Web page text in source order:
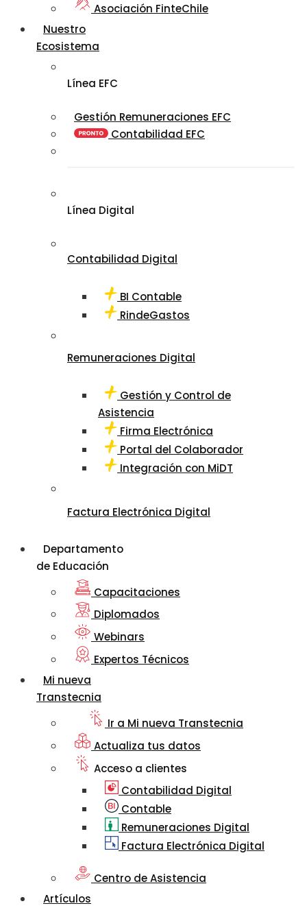
Asociación FinteChile
Nuestro
Ecosistema
Línea EFC
Gestión Remuneraciones EFC
Contabilidad EFC
Línea Digital
Contabilidad Digital
BI Contable
RindeGastos
Remuneraciones Digital
Gestión y Control de
Asistencia
Firma Electrónica
Portal del Colaborador
Integración con MiDT
Factura Electrónica Digital
Departamento
de Educación
Capacitaciones
Diplomados
Webinars
Expertos Técnicos
Mi nueva
Transtecnia
Ir a Mi nueva Transtecnia
Actualiza tus datos
Acceso a clientes
Contabilidad Digital
Contable
Remuneraciones Digital
Factura Electrónica Digital
Centro de Asistencia
Artículos